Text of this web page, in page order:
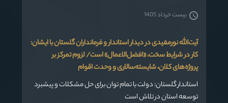
آیت‌الله نورمفیدی در دیدار استاندار و فرمانداران گلستان با ایشان:
کار در شرایط سخت، «افضل‌الاعمال» است/ لزوم تمرکز بر
پروژه‌های کلان، شایسته‌سالاری و وحدت اقوام
استاندار گلستان: دولت با تمام توان برای حل مشکلات و پیشبرد
توسعه استان در تلاش است
بیست خرداد 1405